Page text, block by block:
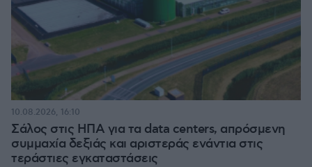
Σάλος στις ΗΠΑ για τα data centers, απρόσμενη
συμμαχία δεξιάς και αριστεράς ενάντια στις
τεράστιες εγκαταστάσεις
10.08.2026, 16:10